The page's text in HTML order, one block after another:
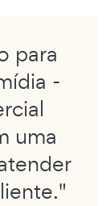
para
-
uma